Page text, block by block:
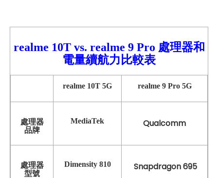
realme 10T vs. realme 9Pro 處理器和
電量續航力比較表
realme 10T 5G realme 9 Pro 5G
處理器
品牌
MediaTek Qualcomm
處理器
型號
Dimensity 810 Snapdragon 695